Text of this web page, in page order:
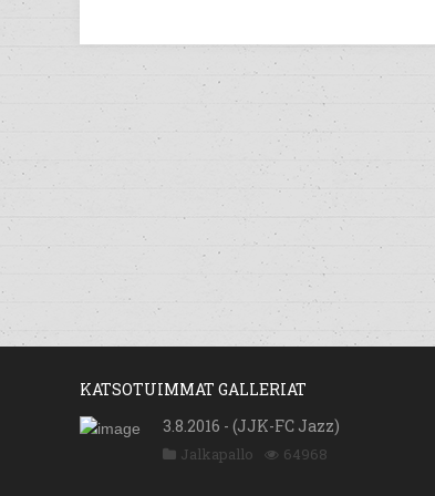
KATSOTUIMMAT GALLERIAT
3.8.2016 - (JJK-FC Jazz)
Jalkapallo 64968